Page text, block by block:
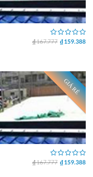
₫ 167.777 ₫ 159.388
GIÁ RẺ
₫ 167.777 ₫ 159.388